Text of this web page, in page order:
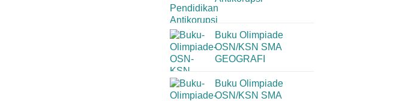
Buku Olimpiade
OSN/KSN SMA
GEOGRAFI
Buku Olimpiade
OSN/KSN SMA